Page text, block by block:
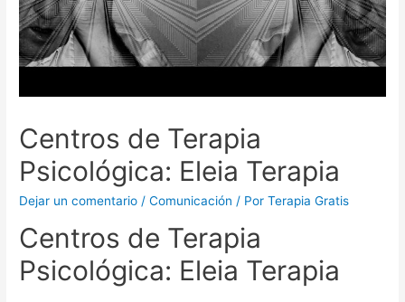
Centros de Terapia
Psicológica: Eleia Terapia
Dejar un comentario /Comunicación / PorTerapia Gratis
Centros de Terapia
Psicológica: Eleia Terapia